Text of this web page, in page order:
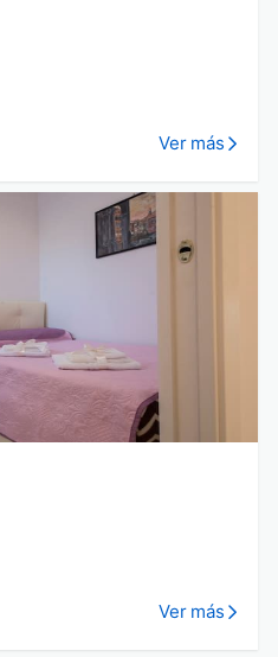
Ver más
Ver más